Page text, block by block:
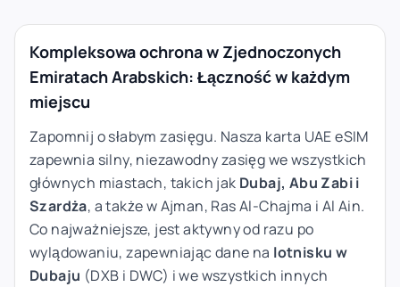
Kompleksowa ochrona w Zjednoczonych
Emiratach Arabskich: Łączność w każdym
miejscu
Zapomnij o słabym zasięgu. Nasza karta UAE eSIM
zapewnia silny, niezawodny zasięg we wszystkich
głównych miastach, takich jak Dubaj, Abu Zabi i
Szardża, a także w Ajman, Ras Al-Chajma i Al Ain.
Co najważniejsze, jest aktywny od razu po
wylądowaniu, zapewniając dane na lotnisku w
Dubaju (DXB i DWC) i we wszystkich innych